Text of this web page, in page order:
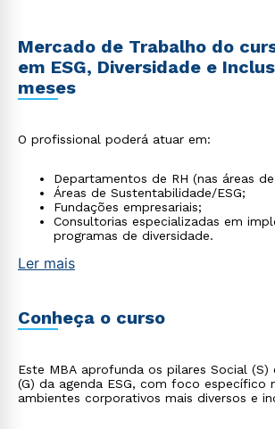
Mercado de Trabalho do
em ESG, Diversidade e
meses
O profissional poderá atuar em:
Departamentos de RH (nas áreas
Áreas de Sustentabilidade/ESG;
Fundações empresariais;
Consultorias especializadas em
programas de diversidade.
Ler mais
Conheça o curso
Este MBA aprofunda os pilares Social (S)
(G) da agenda ESG, com foco específico
ambientes corporativos mais diversos e